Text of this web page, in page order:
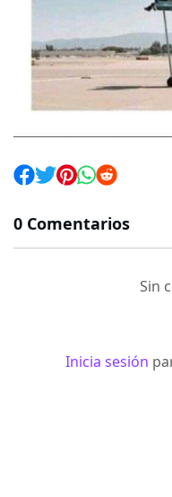
0 Comentarios
Sin
Inicia sesión